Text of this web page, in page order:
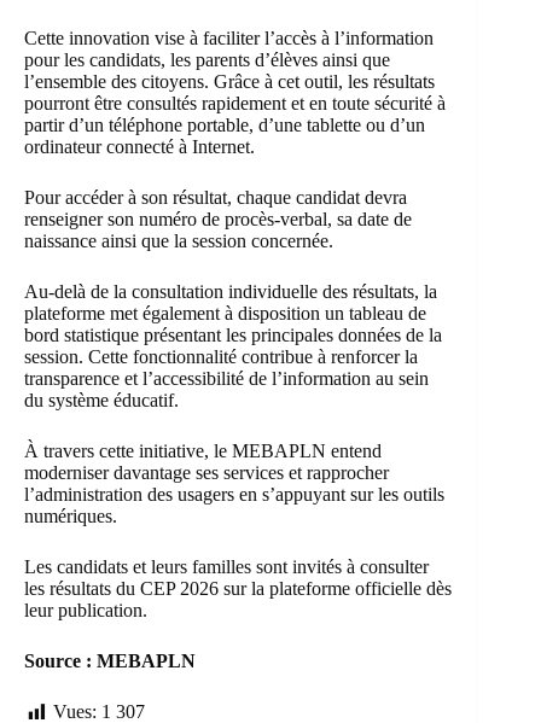
Cette innovation vise à faciliter l’accès à l’information
pour les candidats, les parents d’élèves ainsi que
l’ensemble des citoyens. Grâce à cet outil, les résultats
pourront être consultés rapidement et en toute sécurité à
partir d’un téléphone portable, d’une tablette ou d’un
ordinateur connecté à Internet.
Pour accéder à son résultat, chaque candidat devra
renseigner son numéro de procès-verbal, sa date de
naissance ainsi que la session concernée.
Au-delà de la consultation individuelle des résultats, la
plateforme met également à disposition un tableau de
bord statistique présentant les principales données de la
session. Cette fonctionnalité contribue à renforcer la
transparence et l’accessibilité de l’information au sein
du système éducatif.
À travers cette initiative, le MEBAPLN entend
moderniser davantage ses services et rapprocher
l’administration des usagers en s’appuyant sur les outils
numériques.
Les candidats et leurs familles sont invités à consulter
les résultats du CEP 2026 sur la plateforme officielle dès
leur publication.
Source : MEBAPLN
Vues: 1 307